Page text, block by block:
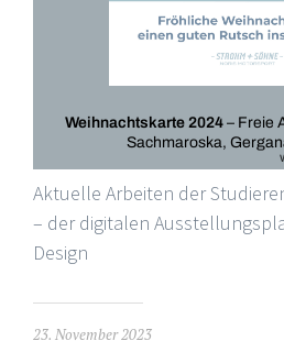
Aktuelle Arbeiten der
– der digitalen
Design
23. November 2023